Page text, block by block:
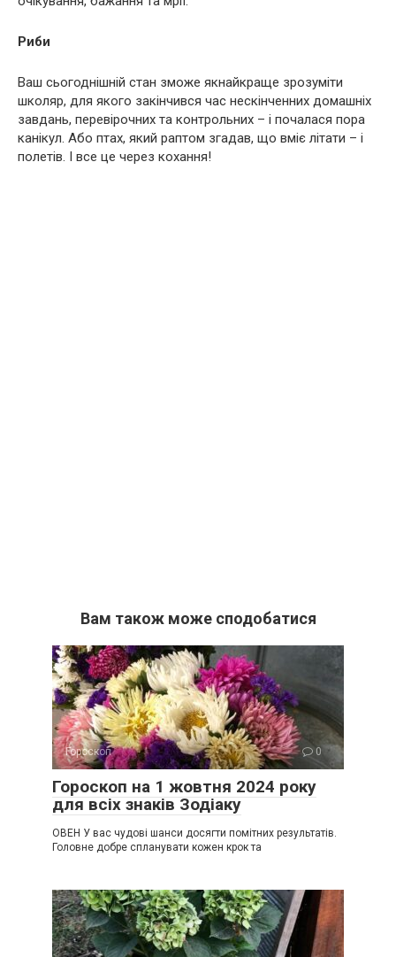
Риби
Ваш сьогоднішній стан зможе якнайкраще зрозуміти
школяр, для якого закінчився час нескінченних домашніх
завдань, перевірочних та контрольних – і почалася пора
канікул. Або птах, який раптом згадав, що вміє літати – і
полетів. І все це через кохання!
Вам також може сподобатися
Гороскоп 0
Гороскоп на 1 жовтня 2024 року
для всіх знаків Зодіаку
ОВЕН У вас чудові шанси досягти помітних результатів.
Головне добре спланувати кожен крок та